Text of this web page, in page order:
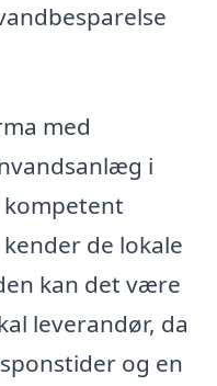
med
i
kompetent
de lokale
kan det være
leverandør, da
og en